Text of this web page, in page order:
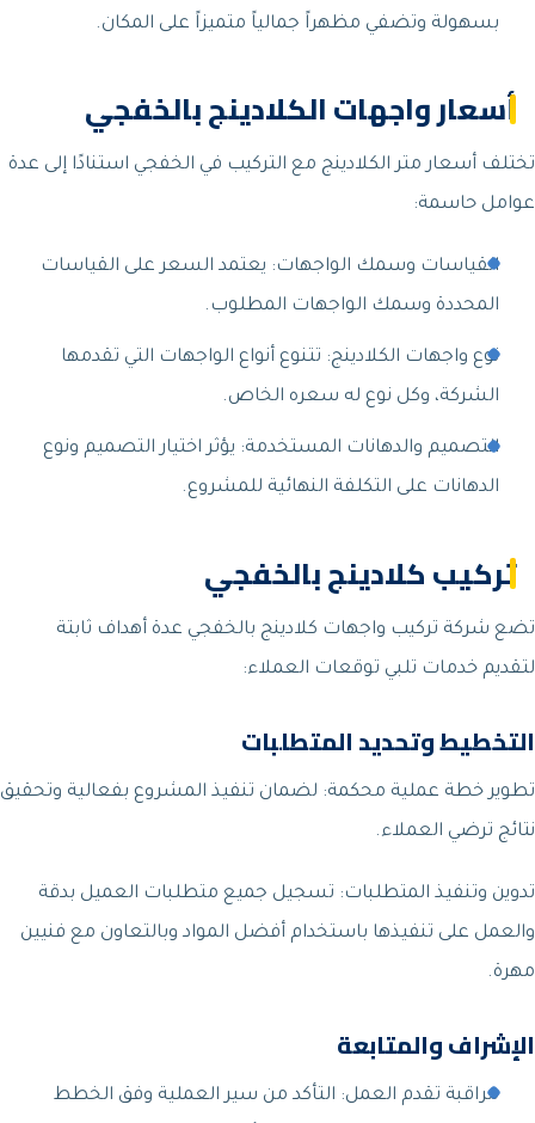
بسهولة وتضفي مظهراً جمالياً متميزاً على المكان.
أسعار واجهات الكلادينج بالخفجي
تختلف أسعار متر الكلادينج مع التركيب في الخفجي استنادًا إلى عدة
عوامل حاسمة:
القياسات وسمك الواجهات: يعتمد السعر على القياسات
المحددة وسمك الواجهات المطلوب.
نوع واجهات الكلادينج: تتنوع أنواع الواجهات التي تقدمها
الشركة، وكل نوع له سعره الخاص.
التصميم والدهانات المستخدمة: يؤثر اختيار التصميم ونوع
الدهانات على التكلفة النهائية للمشروع.
تركيب كلادينج بالخفجي
تضع شركة تركيب واجهات كلادينج بالخفجي عدة أهداف ثابتة
لتقديم خدمات تلبي توقعات العملاء:
التخطيط وتحديد المتطلبات
تطوير خطة عملية محكمة: لضمان تنفيذ المشروع بفعالية وتحقيق
نتائج ترضي العملاء.
تدوين وتنفيذ المتطلبات: تسجيل جميع متطلبات العميل بدقة
والعمل على تنفيذها باستخدام أفضل المواد وبالتعاون مع فنيين
مهرة.
الإشراف والمتابعة
مراقبة تقدم العمل: التأكد من سير العملية وفق الخطط